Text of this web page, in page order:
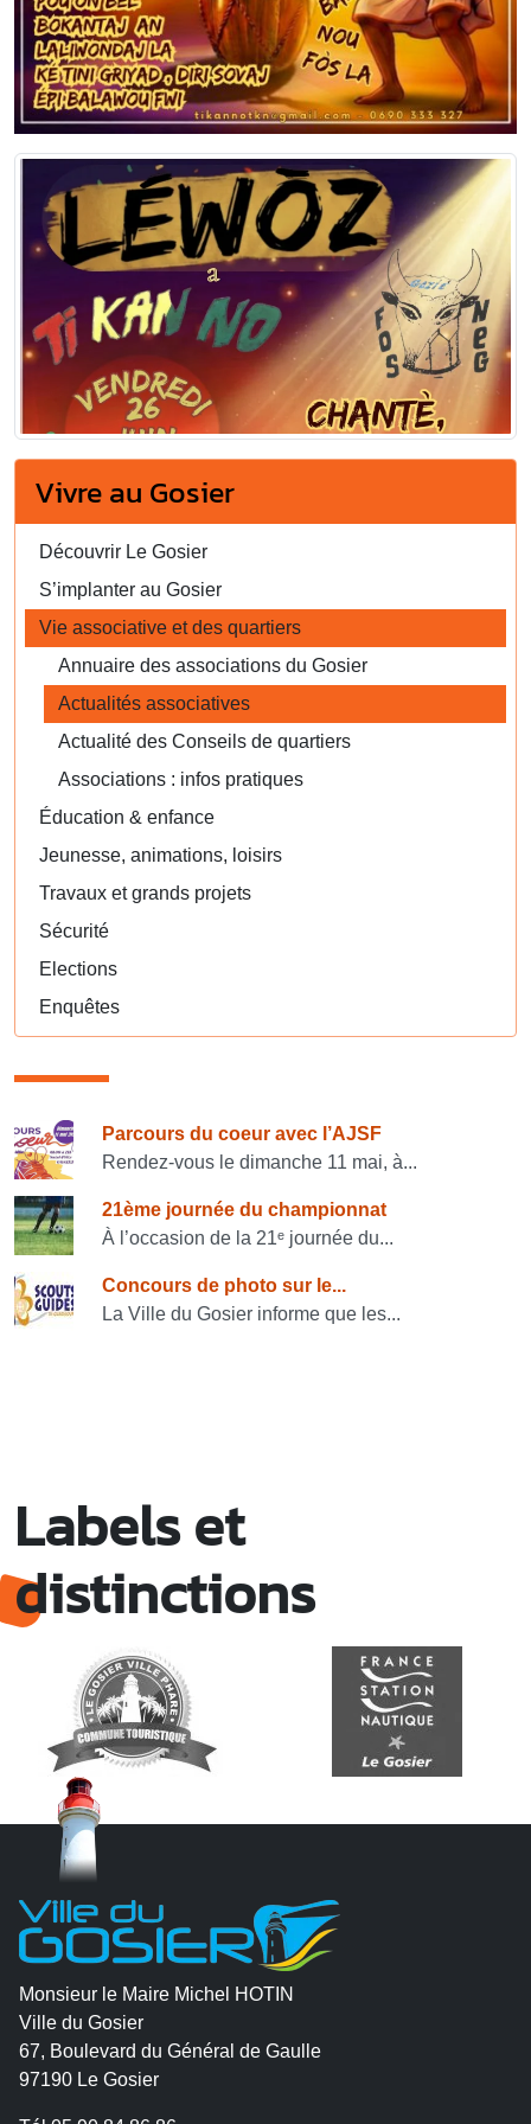
Vivre au Gosier
Découvrir Le Gosier
S’implanter au Gosier
Vie associative et des quartiers
Annuaire des associations du Gosier
Actualités associatives
Actualité des Conseils de quartiers
Associations : infos pratiques
Éducation & enfance
Jeunesse, animations, loisirs
Travaux et grands projets
Sécurité
Elections
Enquêtes
Consulter également
Parcours du coeur avec l’AJSF
Rendez-vous le dimanche 11 mai, à...
21ème journée du championnat
À l’occasion de la 21ᵉ journée du...
Concours de photo sur le...
La Ville du Gosier informe que les...
Labels et
distinctions
Monsieur le Maire Michel HOTIN
Ville du Gosier
67, Boulevard du Général de Gaulle
97190 Le Gosier